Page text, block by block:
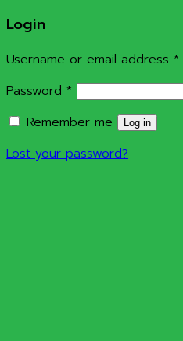
Login
Username or email address *
Password * Required
Remember me
Log in
Lost your password?